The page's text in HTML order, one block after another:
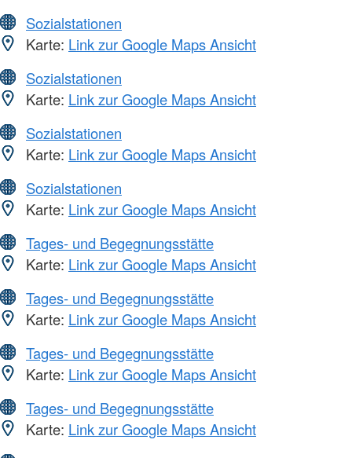
Sozialstationen
Karte: Link zur Google Maps Ansicht
Sozialstationen
Karte: Link zur Google Maps Ansicht
Sozialstationen
Karte: Link zur Google Maps Ansicht
Sozialstationen
Karte: Link zur Google Maps Ansicht
Tages- und Begegnungsstätte
Karte: Link zur Google Maps Ansicht
Tages- und Begegnungsstätte
Karte: Link zur Google Maps Ansicht
Tages- und Begegnungsstätte
Karte: Link zur Google Maps Ansicht
Tages- und Begegnungsstätte
Karte: Link zur Google Maps Ansicht